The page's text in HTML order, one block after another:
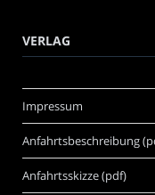
VERLAG
Impressum
Anfahrtsbeschreibung
Anfahrtsskizze (pdf)